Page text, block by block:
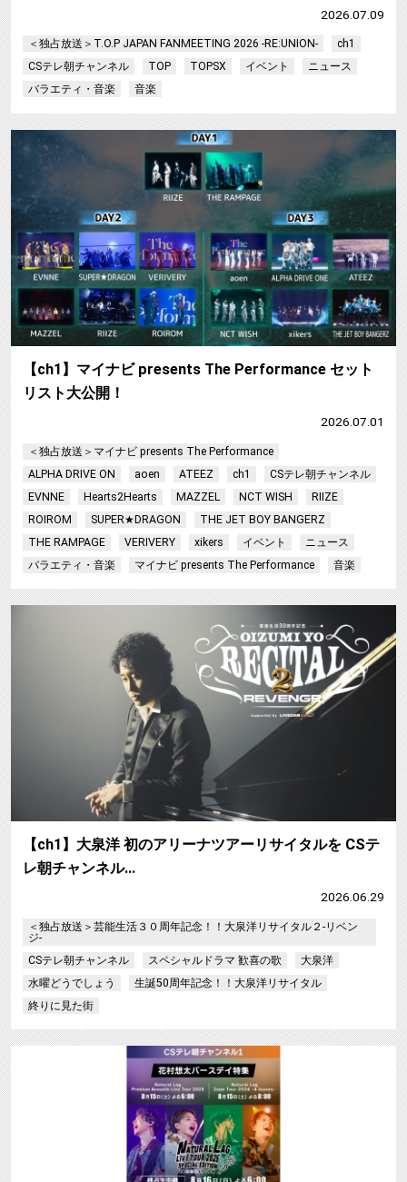
2026.07.09
＜独占放送＞T.O.P JAPAN FANMEETING 2026 -RE:UNION-
ch1
CSテレ朝チャンネル
TOP TOPSX イベント
ニュース
バラエティ・音楽
音楽
【ch1】マイナビ presents The Performance セット
リスト大公開！
2026.07.01
＜独占放送＞マイナビ presents The Performance
ALPHA DRIVE ON
aoen ATEEZ ch1
CSテレ朝チャンネル
EVNNE
Hearts2Hearts MAZZEL NCT WISH
RIIZE
ROIROM
SUPER★DRAGON
THE JET BOY BANGERZ
THE RAMPAGE
VERIVERY xikers イベント
ニュース
バラエティ・音楽
マイナビ presents The Performance 音楽
【ch1】大泉洋 初のアリーナツアーリサイタルを CSテ
レ朝チャンネル…
2026.06.29
＜独占放送＞芸能生活３０周年記念！！大泉洋リサイタル２-リベン
ジ-
CSテレ朝チャンネル
スペシャルドラマ 歓喜の歌
大泉洋
水曜どうでしょう
生誕50周年記念！！大泉洋リサイタル
終りに見た街